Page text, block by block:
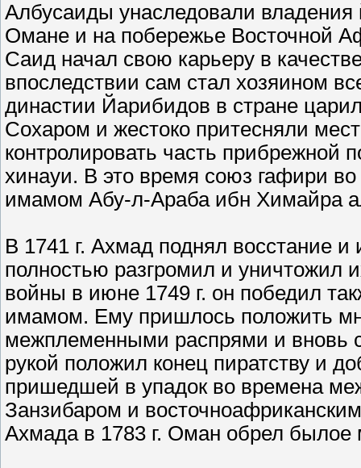
Албусаиды унаследовали
Омане и на побережье Восточной
Саид начал свою карьеру в
впоследствии сам стал хозяином
династии Йарибидов в стране
Сохаром и жестоко притесняли
контролировать часть прибрежной
хинауи. В это время союз гафири
имамом Абу-л-Араба ибн Химайра
В 1741 г. Ахмад поднял восстание и
полностью разгромил и уничтожил
войны в июне 1749 г. он победил
имамом. Ему пришлось положить
межплеменными распрями и вновь
рукой положил конец пиратству и
пришедшей в упадок во времена
Занзибаром и
Ахмада в 1783 г. Оман обрел былое